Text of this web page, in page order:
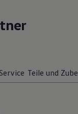
Teile und